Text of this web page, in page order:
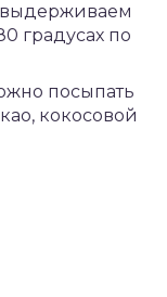
выдерживаем
градусах по
посыпать
кокосовой